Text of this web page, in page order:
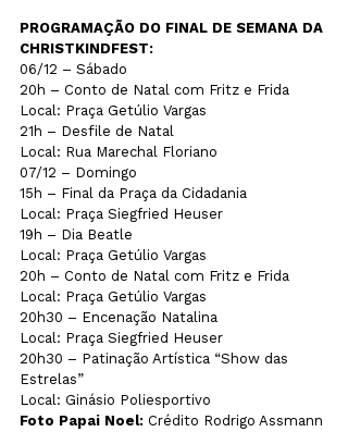
PROGRAMAÇÃO DO FINAL DE SEMANA DA
CHRISTKINDFEST:
06/12 – Sábado
20h – Conto de Natal com Fritz e Frida
Local: Praça Getúlio Vargas
21h – Desfile de Natal
Local: Rua Marechal Floriano
07/12 – Domingo
15h – Final da Praça da Cidadania
Local: Praça Siegfried Heuser
19h – Dia Beatle
Local: Praça Getúlio Vargas
20h – Conto de Natal com Fritz e Frida
Local: Praça Getúlio Vargas
20h30 – Encenação Natalina
Local: Praça Siegfried Heuser
20h30 – Patinação Artística “Show das
Estrelas”
Local: Ginásio Poliesportivo
Foto Papai Noel: Crédito Rodrigo Assmann